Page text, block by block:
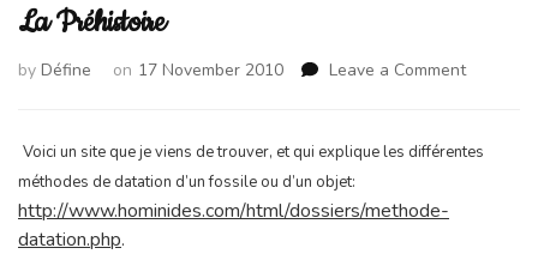
La Préhistoire
by Défine on 17 November 2010 Leave a Commenton
Voici un site que je viens de trouver, et qui explique les différentes
méthodes de datation d’un fossile ou d’un objet:
http://www.hominides.com/html/dossiers/methode-
datation.php.